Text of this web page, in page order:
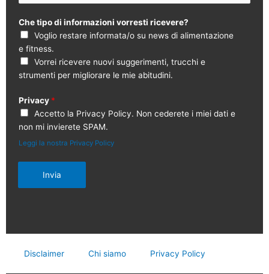
Che tipo di informazioni vorresti ricevere?
Voglio restare informata/o su news di alimentazione
e fitness.
Vorrei ricevere nuovi suggerimenti, trucchi e
strumenti per migliorare le mie abitudini.
Privacy *
Accetto la Privacy Policy. Non cederete i miei dati e
non mi invierete SPAM.
Leggi la nostra Privacy Policy
Invia
Disclaimer Chi siamo Privacy Policy